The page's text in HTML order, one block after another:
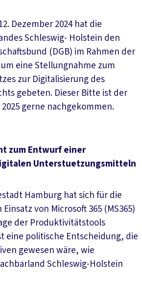
Dezember 2024 hat die
Schleswig- Holstein den
(DGB) im Rahmen der
eine Stellungnahme zum
zur Digitalisierung des
gebeten. Dieser Bitte ist der
2025 gerne nachgekommen.
zum Entwurf einer
Unterstuetzungsmitteln
Hamburg hat sich für die
von Microsoft 365 (MS365)
der Produktivitätstools
eine politische Entscheidung, die
gewesen wäre, wie
Schleswig-Holstein